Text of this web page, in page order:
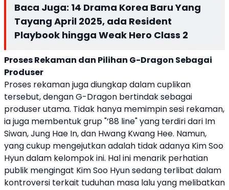
Baca Juga: 14 Drama Korea Baru Yang
Tayang April 2025, ada Resident
Playbook hingga Weak Hero Class 2
Proses Rekaman dan Pilihan G-Dragon Sebagai
Produser
Proses rekaman juga diungkap dalam cuplikan
tersebut, dengan G-Dragon bertindak sebagai
produser utama. Tidak hanya memimpin sesi rekaman,
ia juga membentuk grup "’88 line" yang terdiri dari Im
Siwan, Jung Hae In, dan Hwang Kwang Hee. Namun,
yang cukup mengejutkan adalah tidak adanya Kim Soo
Hyun dalam kelompok ini. Hal ini menarik perhatian
publik mengingat Kim Soo Hyun sedang terlibat dalam
kontroversi terkait tuduhan masa lalu yang melibatkan